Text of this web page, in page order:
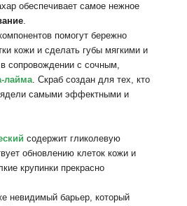
обеспечивает самое нежное
.
помогут бережно
кожи и сделать губы мягкими и
сопровождении с сочным,
лайма. Скраб создан для тех, кто
самыми эффектными и
содержит гликолевую
обновлению клеток кожи и
крупинки прекрасно
невидимый барьер, который